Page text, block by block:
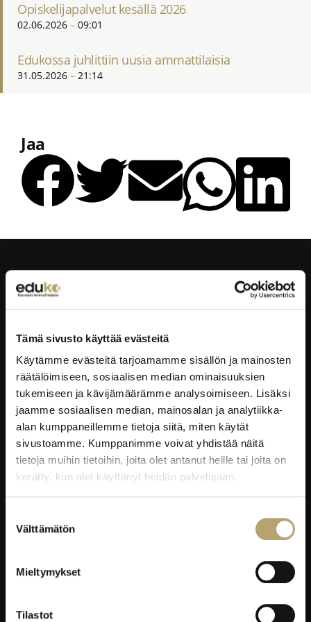
Tämä sivusto käyttää evästeitä
Käytämme evästeitä tarjoamamme sisällön ja mainosten
räätälöimiseen, sosiaalisen median ominaisuuksien
tukemiseen ja kävijämäärämme analysoimiseen. Lisäksi
jaamme sosiaalisen median, mainosalan ja analytiikka-
alan kumppaneillemme tietoja siitä, miten käytät
sivustoamme. Kumppanimme voivat yhdistää näitä
tietoja muihin tietoihin, joita olet antanut heille tai joita on
kerätty, kun olet käyttänyt heidän palvelujaan.
valinta
Välttämätön
Mieltymykset
Tilastot
Opiskelijapalvelut kesällä 2026
02.06.2026 09:01
Edukossa juhlittiin uusia ammattilaisia
31.05.2026 21:14
Jaa
Taitajantie 2B,
EDUKO VERKOSSA
Wilma
Microsoft 365
eKampus
MyEdu
RAVINTOLAPALVELUT
EduCafé